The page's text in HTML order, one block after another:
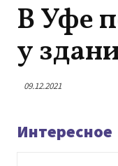
В Уфе
у
09.12.2021
Интересное